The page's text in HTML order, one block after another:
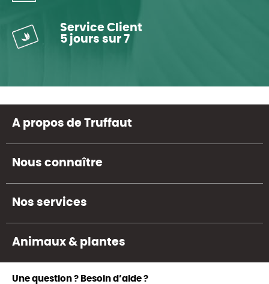
Service Client
5 jours sur 7
A propos de Truffaut
Nous connaître
Nos services
Animaux & plantes
Une question ? Besoin d’aide ?